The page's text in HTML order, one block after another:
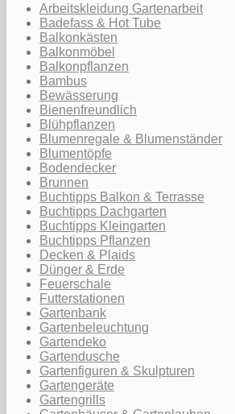
Arbeitskleidung Gartenarbeit
Badefass & Hot Tube
Balkonkästen
Balkonmöbel
Balkonpflanzen
Bambus
Bewässerung
Bienenfreundlich
Blühpflanzen
Blumenregale & Blumenständer
Blumentöpfe
Bodendecker
Brunnen
Buchtipps Balkon & Terrasse
Buchtipps Dachgarten
Buchtipps Kleingarten
Buchtipps Pflanzen
Decken & Plaids
Dünger & Erde
Feuerschale
Futterstationen
Gartenbank
Gartenbeleuchtung
Gartendeko
Gartendusche
Gartenfiguren & Skulpturen
Gartengeräte
Gartengrills